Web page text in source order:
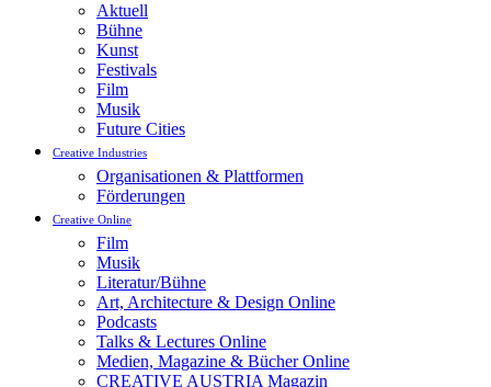
Aktuell
Bühne
Kunst
Festivals
Film
Musik
Future Cities
Creative Industries
Organisationen & Plattformen
Förderungen
Creative Online
Film
Musik
Literatur/Bühne
Art, Architecture & Design Online
Podcasts
Talks & Lectures Online
Medien, Magazine & Bücher Online
CREATIVE AUSTRIA Magazin